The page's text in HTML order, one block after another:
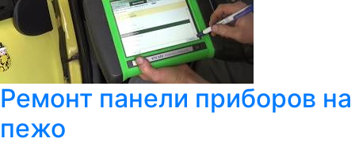
Ремонт панели приборов на
пежо